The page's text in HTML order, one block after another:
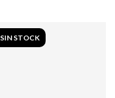
SIN STOCK